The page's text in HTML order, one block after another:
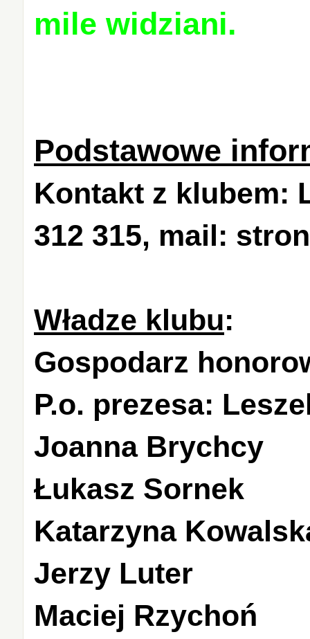
mile widziani.
Podstawowe
Kontakt z klubem:
312 315, mail:
Władze klubu:
Gospodarz
P.o. prezesa:
Joanna Brychcy
Łukasz Sornek
Katarzyna
Jerzy Luter
Maciej Rzychoń